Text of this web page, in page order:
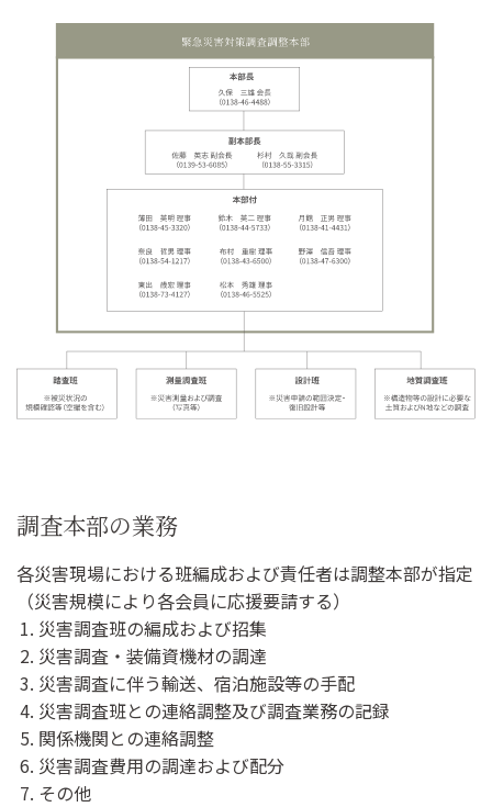
調査本部の業務
各災害現場における班編成および責任者は調整本部が指定
（災害規模により各会員に応援要請する）
災害調査班の編成および招集
災害調査・装備資機材の調達
災害調査に伴う輸送、宿泊施設等の手配
災害調査班との連絡調整及び調査業務の記録
関係機関との連絡調整
災害調査費用の調達および配分
その他